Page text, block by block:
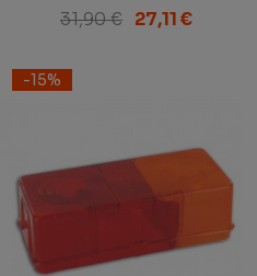
Deere
31,90 € 27,11 €
-15%